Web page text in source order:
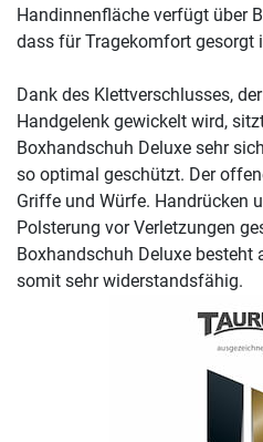
Handinnenfläche verfügt über
dass für Tragekomfort gesorgt
Dank des Klettverschlusses,
Handgelenk gewickelt wird,
Boxhandschuh Deluxe sehr
so optimal geschützt. Der
Griffe und Würfe. Handrücken
Polsterung vor Verletzungen
Boxhandschuh Deluxe besteht
somit sehr widerstandsfähig.